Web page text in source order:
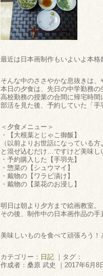
最近は日本画制作もいよいよ本格
そんな中のささやかな息抜きは、
本日の夕食は、先日の中学勤務
高校勤務の授業の合間に帰宅時間
部活を見た後、予約していた「手
＜夕食メニュー＞
・【大根葉とじゃこ御飯】
（以前よりお世話になっている
と混ぜ込むだけ…ですけど美味し
・予約購入した【手羽先】
・惣菜の【シュウマイ】
・戴物の【ワラビ漬け】
・戴物の【菜花のお浸し】
明日は朝より夕方まで絵画教室。
その後、制作中の日本画作品の
美味しいものを食べて頑張ろう
カテゴリー： 日記 ｜タグ：
作成者：桑原 武史 ｜2017年6月8